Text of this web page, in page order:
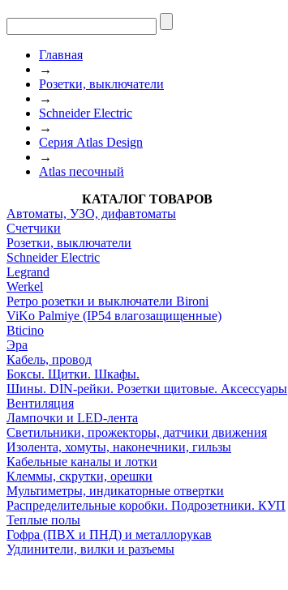
Главная
→
Розетки, выключатели
→
Schneider Electric
→
Серия Atlas Design
→
Atlas песочный
КАТАЛОГ ТОВАРОВ
Автоматы, УЗО, дифавтоматы
Счетчики
Розетки, выключатели
Schneider Electric
Legrand
Werkel
Ретро розетки и выключатели Bironi
ViKo Palmiye (IP54 влагозащищенные)
Bticino
Эра
Кабель, провод
Боксы. Щитки. Шкафы.
Шины. DIN-рейки. Розетки щитовые. Аксессуары
Вентиляция
Лампочки и LED-лента
Светильники, прожекторы, датчики движения
Изолента, хомуты, наконечники, гильзы
Кабельные каналы и лотки
Клеммы, скрутки, орешки
Мультиметры, индикаторные отвертки
Распределительные коробки. Подрозетники. КУП
Теплые полы
Гофра (ПВХ и ПНД) и металлорукав
Удлинители, вилки и разъемы